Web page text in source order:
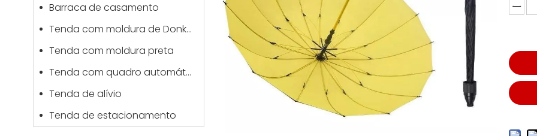
Barraca de casamento
Tenda com moldura de Donkey Kong
Tenda com moldura preta
Tenda com quadro automático
Tenda de alívio
Tenda de estacionamento